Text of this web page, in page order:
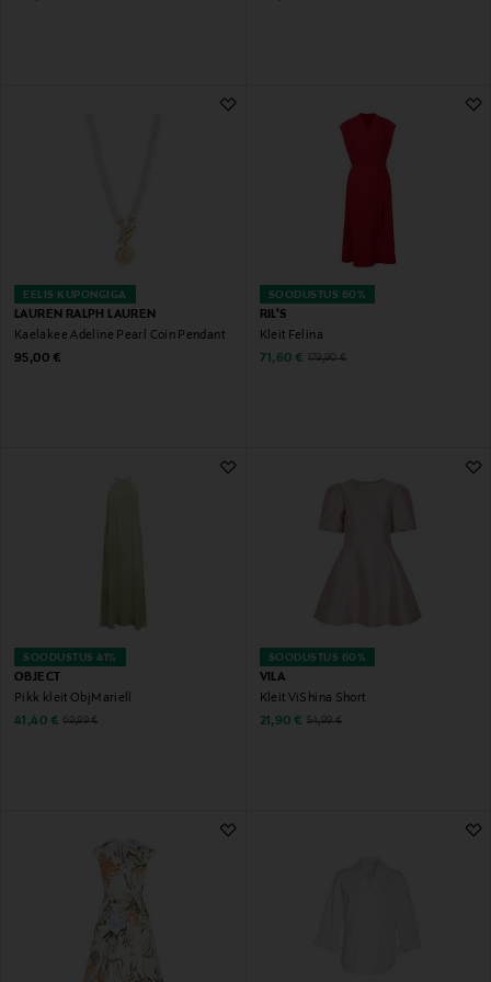
EELIS KUPONGIGA
LAUREN RALPH LAUREN
Kaelakee Adeline Pearl Coin Pendant
Original Price
95,00 €
SOODUSTUS 60%
RIL'S
Kleit Felina
Discounted Price
71,60 € Original Price
179,90 €
SOODUSTUS 41%
OBJECT
Pikk kleit ObjMariell
Discounted Price
41,40 € Original Price
69,99 €
SOODUSTUS 60%
VILA
Kleit ViShina Short
Discounted Price
21,90 € Original Price
54,99 €